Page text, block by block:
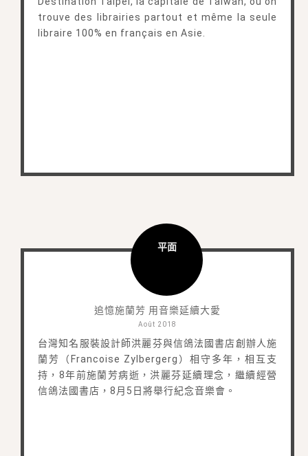
trouve des librairies partout et même la seule
libraire 100% en français en Asie.
平面
追憶施蘭芳 用音樂延續大愛
Août 2018
台灣知名服裝設計師洪麗芬與信鴿法國書店創辦人施
蘭芳（Francoise Zylbergerg）相守多年，相互支
持，8年前施蘭芳病逝，洪麗芬延續理念，繼續經營
信鴿法國書店，8月5日將舉行紀念音樂會。